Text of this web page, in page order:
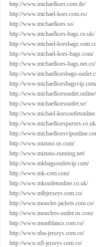
http://www.michaelkors.com.de/
http://www.michael-kors.com.es/
http://www.michaelkors.so/
http://www.michaelkors-bags.co.uk/
http://www.michael-
http://www.michael-kors-bags.com/
http://www.michaelkors-bags.net.co/
http://www.michaelkorsbags-
http://
http://www.michaelkorsoutlet.online/
http://www.michaelkorsoutlet.se/
http://www.michael-
http://
http://
http://www.mizuno.us.com/
http://www.mizuno-running.net/
http://www.mkbagsoutletvip.com/
http://www.mk-com.com/
http://www.mkoutletonline.co.uk/
http://www.mlbjerseys.com.co/
http://www.moncler-jackets.com.co/
http://www.monclers-outlet.us.com/
http://www.montblancs.com.co/
http://www.nba-jerseys.com.co/
http://www.nfl-jerseys.com.co/